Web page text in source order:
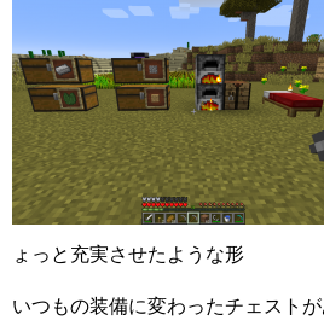
ょっと充実させたような形
いつもの装備に変わったチェスト